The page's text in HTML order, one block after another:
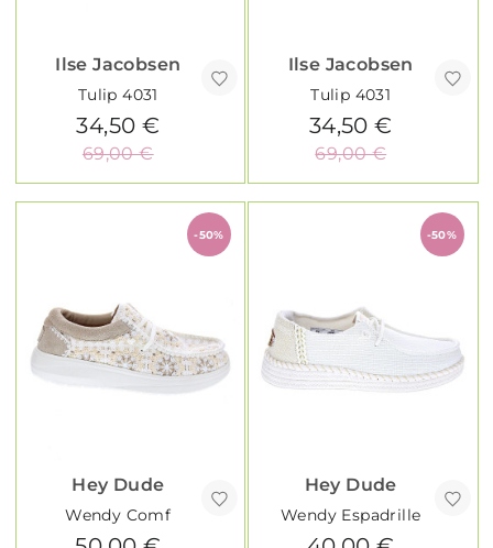
Ilse Jacobsen
Tulip 4031
34,50 €
69,00 €
Ilse Jacobsen
Tulip 4031
34,50 €
69,00 €
-50%
Hey Dude
Wendy Comf
-50%
Hey Dude
Wendy Espadrille